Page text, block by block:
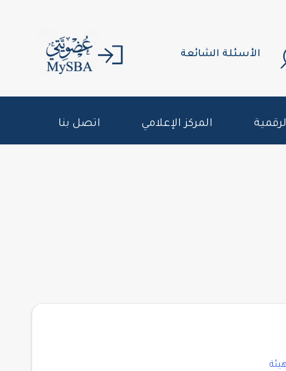
الأسئلة الشائعة
المركز الإعلامي اتصل بنا